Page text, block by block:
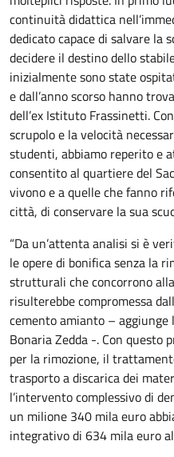
continuità didattica
dedicato capace di salvare la
decidere il destino dello
inizialmente sono state
e dall’anno scorso hanno
dell’ex Istituto Frassinetti.
scrupolo e la velocità
studenti, abbiamo reperito e
consentito al quartiere del
vivono e a quelle che fanno
città, di conservare la sua
“Da un’attenta analisi si è
le opere di bonifica senza la
strutturali che concorrono
risulterebbe compromessa
cemento amianto – aggiunge
Bonaria Zedda -. Con questo
per la rimozione, il
trasporto a discarica dei
l’intervento complessivo di
un milione 340 mila euro
integrativo di 634 mila euro